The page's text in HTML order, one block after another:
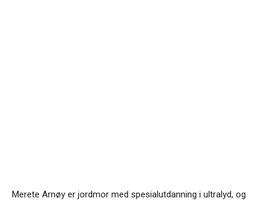
Merete Arnøy er jordmor med spesialutdanning i ultralyd, og